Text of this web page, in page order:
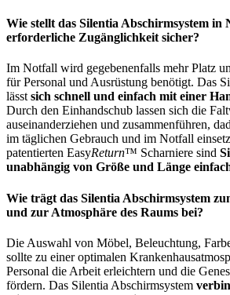
Wie stellt das Silentia Abschirmsystem in
erforderliche Zugänglichkeit sicher?
Im Notfall wird gegebenenfalls mehr Platz
für Personal und Ausrüstung benötigt. Das
lässt sich schnell und einfach mit einer
Durch den Einhandschub lassen sich die
auseinanderziehen und zusammenführen,
im täglichen Gebrauch und im Notfall
patentierten EasyReturn™ Scharniere sind
unabhängig von Größe und Länge
Wie trägt das Silentia Abschirmsystem
und zur Atmosphäre des Raums bei?
Die Auswahl von Möbel, Beleuchtung,
sollte zu einer optimalen
Personal die Arbeit erleichtern und die
fördern. Das Silentia Abschirmsystem